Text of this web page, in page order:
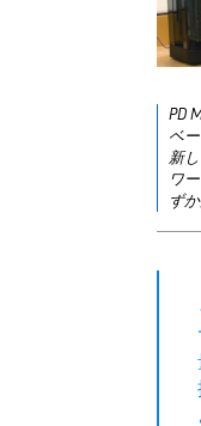
PD
ベ
新
ワ
ず